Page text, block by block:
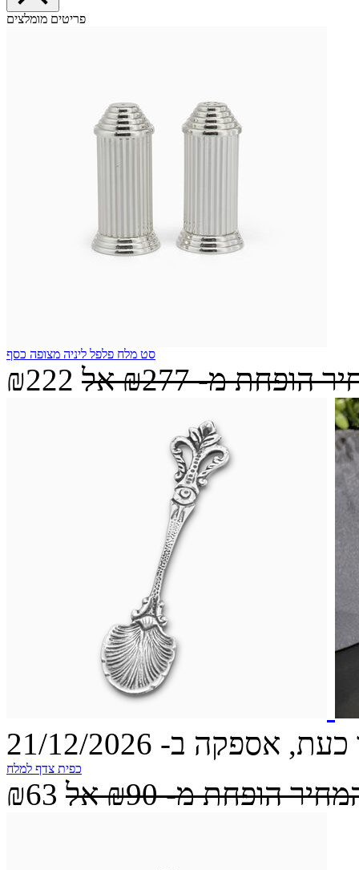
פריטים מומלצים
סט מלח פלפל ליניה מצופה כסף
₪222 הופחת מ-₪277 אל
אספקה ב- 21/12/2026
כפית צדף למלח
₪63 הופחת מ-₪90 אל